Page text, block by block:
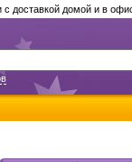
доставкой домой и в